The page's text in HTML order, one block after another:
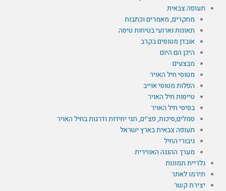
תעופה צבאית
מחקרים, מאמרים וכתבות
תאונות וארועי בטיחות טיסה
אובדן מטוסים בקרב
היכן הם היום
מבצעים
מטוסי חיל האויר
הפלות מטוסי אוייב
טייסות חיל האויר
בסיסי חיל האויר
סמלים,סיכות, פצ'ים, תגי יחידות ודרגות בחיל האויר
תעופה צבאית בארץ ישראל
גיבורי החיל
מערך ההגנה האווירית
גלריית תמונות
תירמו לאתר
יצירת קשר